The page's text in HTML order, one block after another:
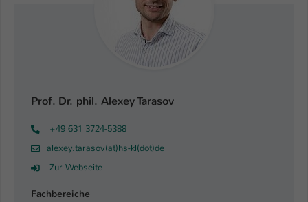
Prof. Dr. phil. Alexey Tarasov
+49 631 3724-5388
alexey.tarasov(at)hs-kl(dot)de
Zur Webseite
Fachbereiche
Einstellungen. Unter anderem eine zufällig
generierte ID, für die historische
Speicherung Ihrer vorgenommen
Einstellungen, falls der Webseiten-
Betreiber dies eingestellt hat.
Name fe_typo_user / PHPSESSID
Anbieter
Laufzeit 1 Woche